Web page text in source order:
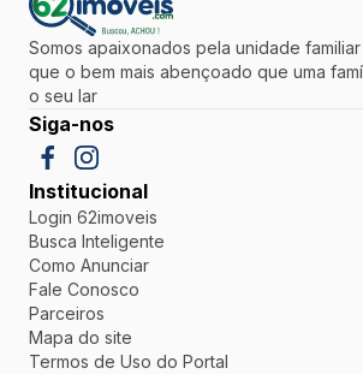
Somos apaixonados pela unidade
que o bem mais abençoado que uma
o seu lar
Siga-nos
Institucional
Login 62imoveis
Busca Inteligente
Como Anunciar
Fale Conosco
Parceiros
Mapa do site
Termos de Uso do Portal